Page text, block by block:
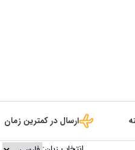
ارسال در کمترین زمان